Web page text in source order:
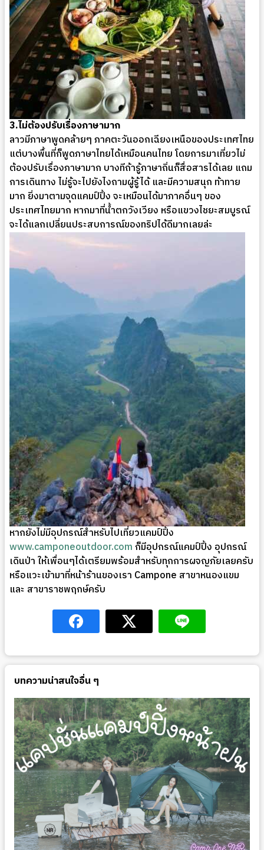
3.ไม่ต้องปรับเรื่องภาษามาก
ลาวมีภาษาพูดคล้ายๆ ภาคตะวันออกเฉียงเหนือของประเทศไทย
แต่บางพื้นที่ก็พูดภาษาไทยได้เหมือนคนไทย โดยการมาเที่ยวไม่
ต้องปรับเรื่องภาษามาก บางทีถ้ารู้ภาษาถิ่นก็สื่อสารได้เลย แถม
การเดินทาง ไม่รู้จะไปยังไงถามผู้รู้ได้ และมีความสนุก ท้าทาย
มาก ยิ่งมาตามจุดแคมป์ปิ้ง จะเหมือนได้มาภาคอื่นๆ ของ
ประเทศไทยมาก หากมาที่น้ำตกวังเวียง หรือแขวงไชยะสมบูรณ์
จะได้แลกเปลี่ยนประสบการณ์ของทริปได้ดีมากเลยล่ะ
หากยังไม่มีอุปกรณ์สำหรับไปเที่ยวแคมป์ปิ้ง
www.camponeoutdoor.comก็มีอุปกรณ์แคมป์ปิ้ง อุปกรณ์
เดินป่า ให้เพื่อนๆได้เตรียมพร้อมสำหรับทุกการผจญภัยเลยครับ
หรือแวะเข้ามาที่หน้าร้านของเรา Campone สาขาหนองแขม
และ สาขาราชพฤกษ์ครับ
บทความน่าสนใจอื่น ๆ